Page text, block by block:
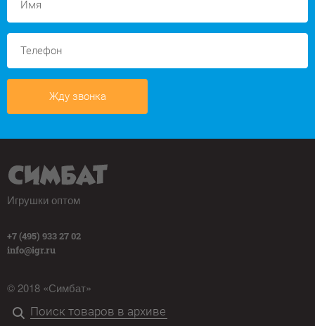
Жду звонка
Игрушки оптом
+7 (495) 933 27 02
info@igr.ru
© 2018 «Симбат»